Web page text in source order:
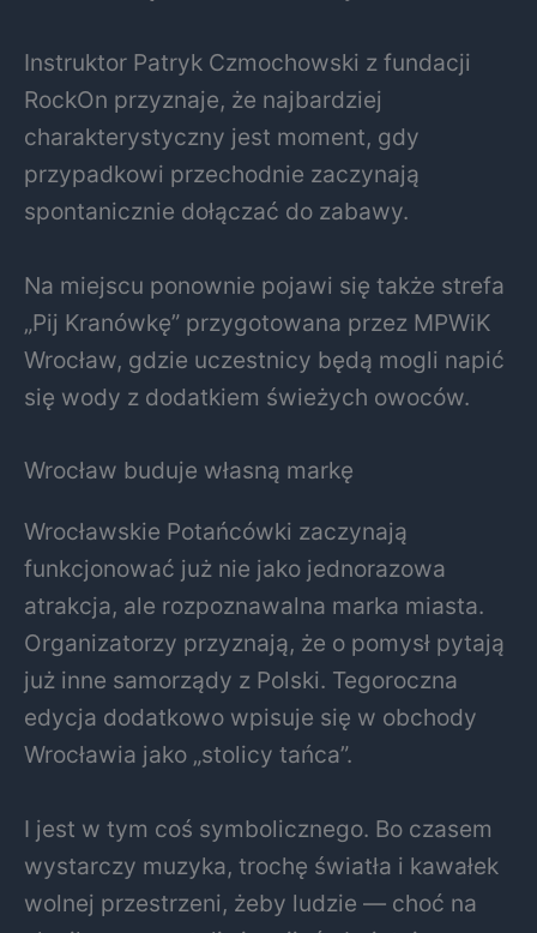
Instruktor Patryk Czmochowski z fundacji
RockOn przyznaje, że najbardziej
charakterystyczny jest moment, gdy
przypadkowi przechodnie zaczynają
spontanicznie dołączać do zabawy.
Na miejscu ponownie pojawi się także strefa
„Pij Kranówkę” przygotowana przez MPWiK
Wrocław, gdzie uczestnicy będą mogli napić
się wody z dodatkiem świeżych owoców.
Wrocław buduje własną markę
Wrocławskie Potańcówki zaczynają
funkcjonować już nie jako jednorazowa
atrakcja, ale rozpoznawalna marka miasta.
Organizatorzy przyznają, że o pomysł pytają
już inne samorządy z Polski. Tegoroczna
edycja dodatkowo wpisuje się w obchody
Wrocławia jako „stolicy tańca”.
I jest w tym coś symbolicznego. Bo czasem
wystarczy muzyka, trochę światła i kawałek
wolnej przestrzeni, żeby ludzie — choć na